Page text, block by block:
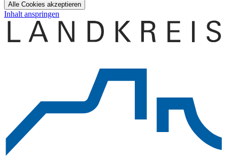
Alle Cookies akzeptieren
Inhalt anspringen